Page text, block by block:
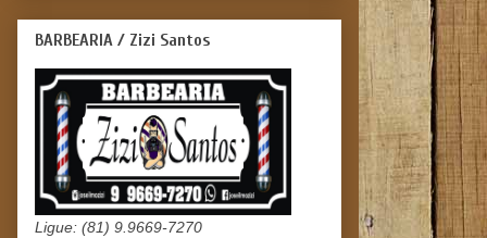
BARBEARIA / Zizi Santos
Ligue: (81) 9.9669-7270